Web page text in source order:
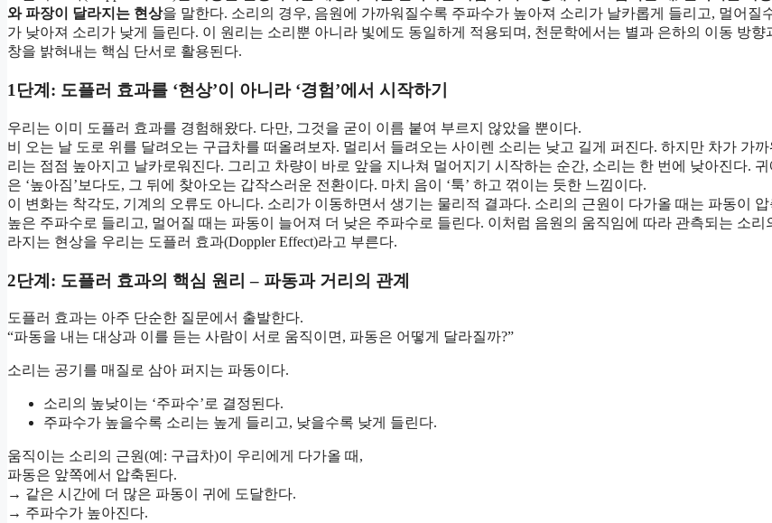
와 파장이 달라지는 현상을 말한다. 소리의 경우, 음원에 가까워질수록 주파수가 높아져 소리가 날카롭게 들리고, 멀어질
가 낮아져 소리가 낮게 들린다. 이 원리는 소리뿐 아니라 빛에도 동일하게 적용되며, 천문학에서는 별과 은하의 이동 방향
창을 밝혀내는 핵심 단서로 활용된다.
1단계: 도플러 효과를 ‘현상’이 아니라 ‘경험’에서 시작하기
우리는 이미 도플러 효과를 경험해왔다. 다만, 그것을 굳이 이름 붙여 부르지 않았을 뿐이다.
비 오는 날 도로 위를 달려오는 구급차를 떠올려보자. 멀리서 들려오는 사이렌 소리는 낮고 길게 퍼진다. 하지만 차가 가
리는 점점 높아지고 날카로워진다. 그리고 차량이 바로 앞을 지나쳐 멀어지기 시작하는 순간, 소리는 한 번에 낮아진다. 귀
은 ‘높아짐’보다도, 그 뒤에 찾아오는 갑작스러운 전환이다. 마치 음이 ‘툭’ 하고 꺾이는 듯한 느낌이다.
이 변화는 착각도, 기계의 오류도 아니다. 소리가 이동하면서 생기는 물리적 결과다. 소리의 근원이 다가올 때는 파동이 압
높은 주파수로 들리고, 멀어질 때는 파동이 늘어져 더 낮은 주파수로 들린다. 이처럼 음원의 움직임에 따라 관측되는 소리
라지는 현상을 우리는 도플러 효과(Doppler Effect)라고 부른다.
2단계: 도플러 효과의 핵심 원리 – 파동과 거리의 관계
도플러 효과는 아주 단순한 질문에서 출발한다.
“파동을 내는 대상과 이를 듣는 사람이 서로 움직이면, 파동은 어떻게 달라질까?”
소리는 공기를 매질로 삼아 퍼지는 파동이다.
소리의 높낮이는 ‘주파수’로 결정된다.
주파수가 높을수록 소리는 높게 들리고, 낮을수록 낮게 들린다.
움직이는 소리의 근원(예: 구급차)이 우리에게 다가올 때,
파동은 앞쪽에서 압축된다.
→ 같은 시간에 더 많은 파동이 귀에 도달한다.
→ 주파수가 높아진다.